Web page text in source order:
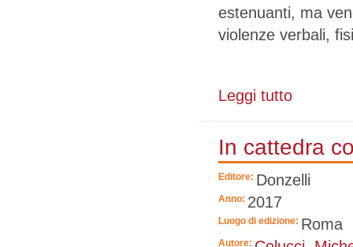
estenuanti, ma
violenze verbali,
Leggi tutto
In cattedra
Editore: Donzelli
Anno: 2017
Luogo di edizione: Roma
Autore: